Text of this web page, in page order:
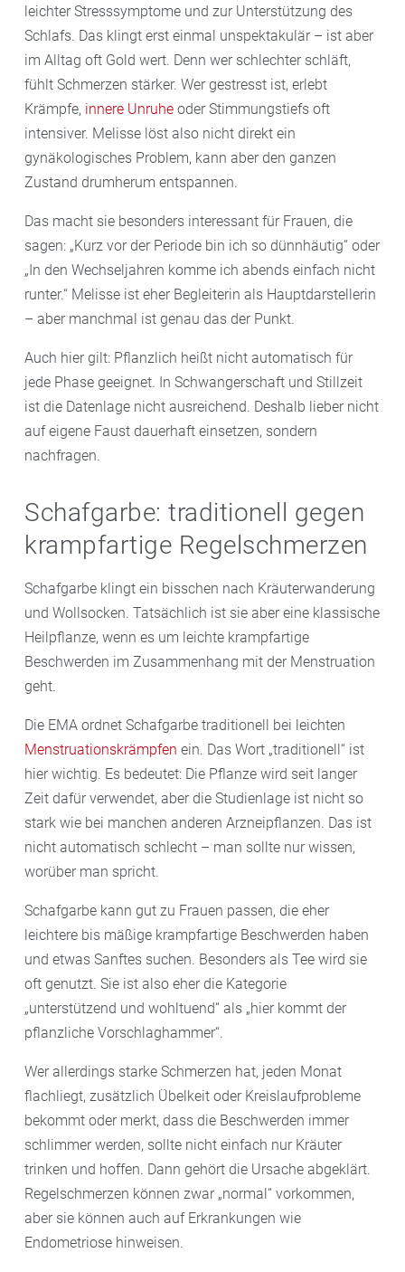
leichter Stresssymptome und zur Unterstützung des
Schlafs. Das klingt erst einmal unspektakulär – ist aber
im Alltag oft Gold wert. Denn wer schlechter schläft,
fühlt Schmerzen stärker. Wer gestresst ist, erlebt
Krämpfe, innere Unruhe oder Stimmungstiefs oft
intensiver. Melisse löst also nicht direkt ein
gynäkologisches Problem, kann aber den ganzen
Zustand drumherum entspannen.
Das macht sie besonders interessant für Frauen, die
sagen: „Kurz vor der Periode bin ich so dünnhäutig“ oder
„In den Wechseljahren komme ich abends einfach nicht
runter.“ Melisse ist eher Begleiterin als Hauptdarstellerin
– aber manchmal ist genau das der Punkt.
Auch hier gilt: Pflanzlich heißt nicht automatisch für
jede Phase geeignet. In Schwangerschaft und Stillzeit
ist die Datenlage nicht ausreichend. Deshalb lieber nicht
auf eigene Faust dauerhaft einsetzen, sondern
nachfragen.
Schafgarbe: traditionell gegen
krampfartige Regelschmerzen
Schafgarbe klingt ein bisschen nach Kräuterwanderung
und Wollsocken. Tatsächlich ist sie aber eine klassische
Heilpflanze, wenn es um leichte krampfartige
Beschwerden im Zusammenhang mit der Menstruation
geht.
Die EMA ordnet Schafgarbe traditionell bei leichten
Menstruationskrämpfen ein. Das Wort „traditionell“ ist
hier wichtig. Es bedeutet: Die Pflanze wird seit langer
Zeit dafür verwendet, aber die Studienlage ist nicht so
stark wie bei manchen anderen Arzneipflanzen. Das ist
nicht automatisch schlecht – man sollte nur wissen,
worüber man spricht.
Schafgarbe kann gut zu Frauen passen, die eher
leichtere bis mäßige krampfartige Beschwerden haben
und etwas Sanftes suchen. Besonders als Tee wird sie
oft genutzt. Sie ist also eher die Kategorie
„unterstützend und wohltuend“ als „hier kommt der
pflanzliche Vorschlaghammer“.
Wer allerdings starke Schmerzen hat, jeden Monat
flachliegt, zusätzlich Übelkeit oder Kreislaufprobleme
bekommt oder merkt, dass die Beschwerden immer
schlimmer werden, sollte nicht einfach nur Kräuter
trinken und hoffen. Dann gehört die Ursache abgeklärt.
Regelschmerzen können zwar „normal“ vorkommen,
aber sie können auch auf Erkrankungen wie
Endometriose hinweisen.